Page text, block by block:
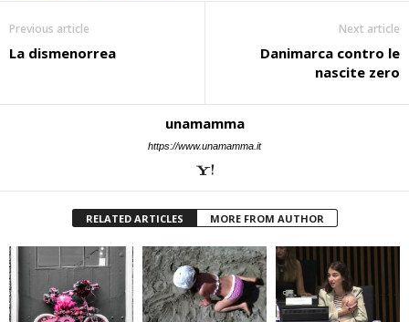
Previous article
La dismenorrea
Next article
Danimarca contro le
nascite zero
unamamma
https://www.unamamma.it
RELATED ARTICLES MORE FROM AUTHOR